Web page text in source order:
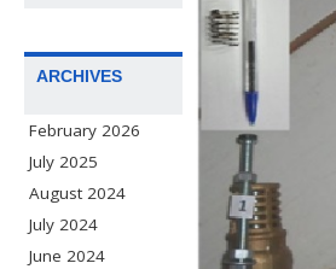
ARCHIVES
February 2026
July 2025
August 2024
July 2024
June 2024